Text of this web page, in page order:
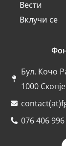
Вести
Вклучи се
Бул. Кочо
1000
076 406 996